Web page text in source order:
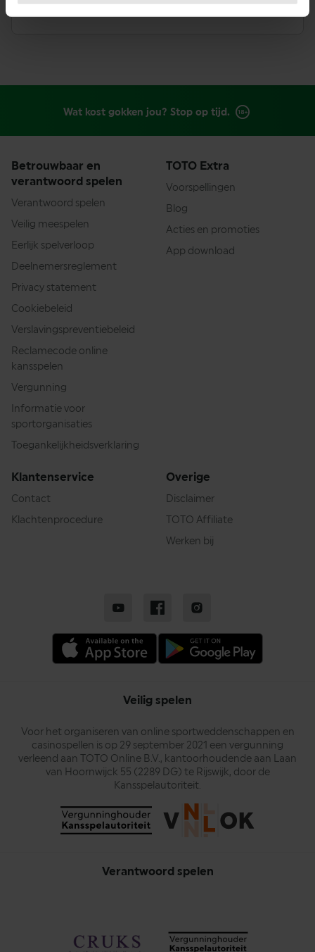
Wat kost gokken jou? Stop op tijd.
Betrouwbaar en
verantwoord spelen
Verantwoord spelen
Veilig meespelen
Eerlijk spelverloop
Deelnemersreglement
Privacy statement
Cookiebeleid
Verslavingspreventiebeleid
Reclamecode online
kansspelen
Vergunning
Informatie voor
sportorganisaties
Toegankelijkheidsverklaring
TOTO Extra
Voorspellingen
Blog
Acties en promoties
App download
Klantenservice
Contact
Klachtenprocedure
Overige
Disclaimer
TOTO Affiliate
Werken bij
Veilig spelen
Voor het organiseren van online sportweddenschappen en
casinospellen is op 29 september 2021 een vergunning
verleend aan TOTO Online B.V., kantoorhoudende aan Laan
van Hoornwijck 55 (2289 DG) te Rijswijk, door de
Kansspelautoriteit.
Verantwoord spelen